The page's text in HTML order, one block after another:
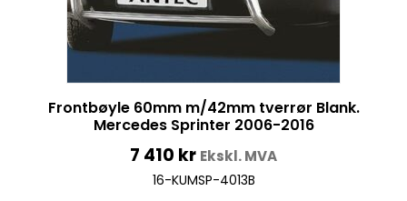
Frontbøyle 60mm m/42mm tverrør Blank.
Mercedes Sprinter 2006-2016
7 410 kr Ekskl. MVA
16-KUMSP-4013B